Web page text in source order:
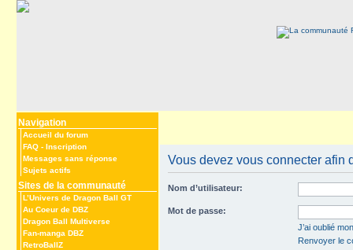
Navigation
Accueil du forum
FAQ - Inscription
Messages sans réponse
Sujets actifs
Sites de la communauté
L’Univers de Dragon Ball GT
Au Coeur de DBZ
Dragon Ball Multiverse
Fan-manga DBZ
RetroBallZ
Vous devez vous connecter afin
Nom d’utilisateur:
Mot de passe:
J’ai oublié
Renvoyer le